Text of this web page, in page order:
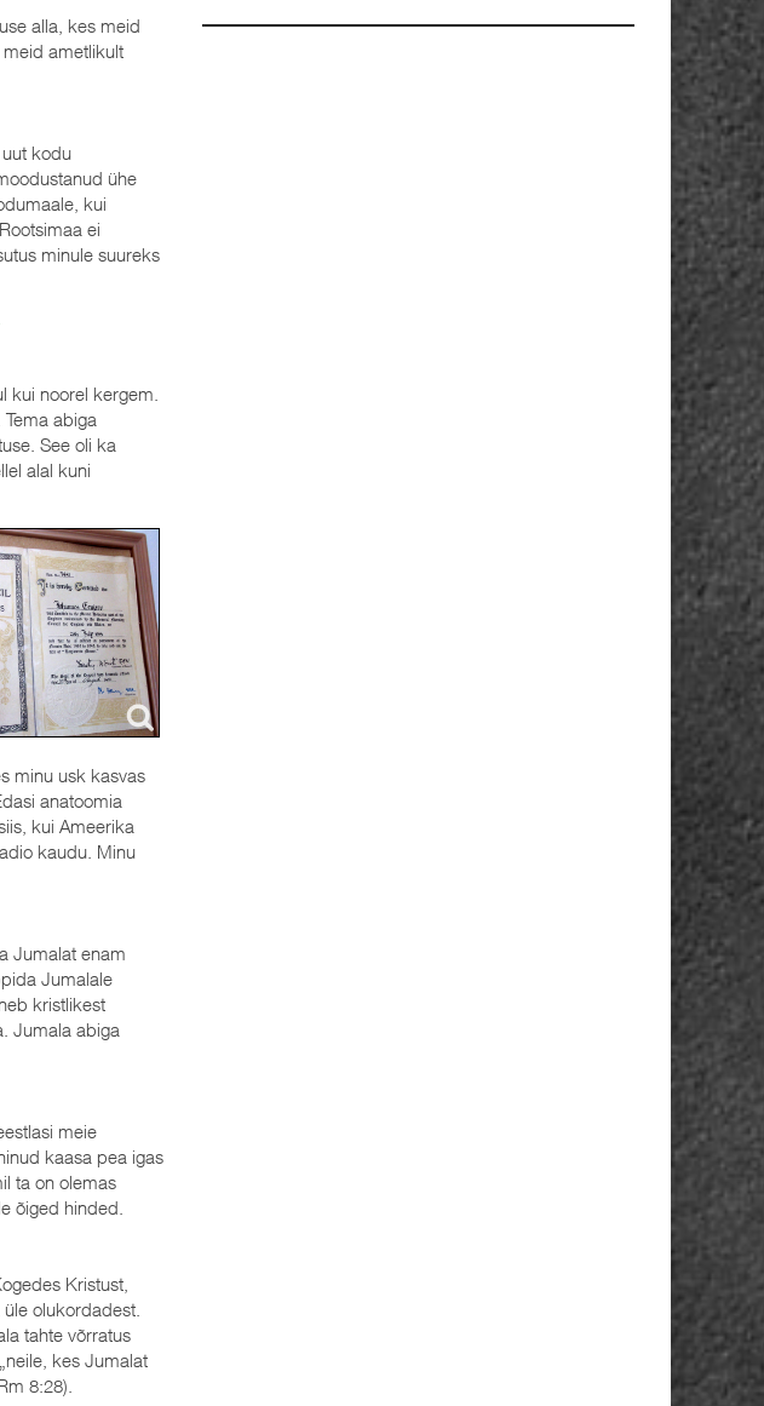
alla, kes meid
meid ametlikult
kodu
ühe
kui
ei
minule suureks
kui noorel kergem.
abiga
See oli ka
alal kuni
minu usk kasvas
anatoomia
kui Ameerika
kaudu. Minu
Jumalat enam
Jumalale
kristlikest
Jumala abiga
meie
kaasa pea igas
ta on olemas
õiged hinded.
Kristust,
olukordadest.
tahte võrratus
kes Jumalat
8:28).
Laulupealinna noor lauluisa Timo Lige